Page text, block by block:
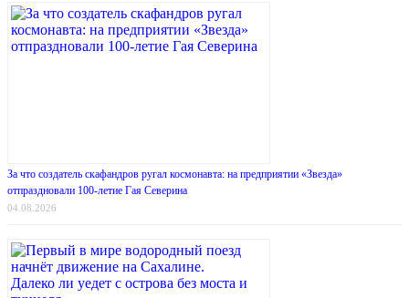
За что создатель скафандров ругал космонавта: на предприятии «Звезда»
отпраздновали 100-летие Гая Северина
04.08.2026